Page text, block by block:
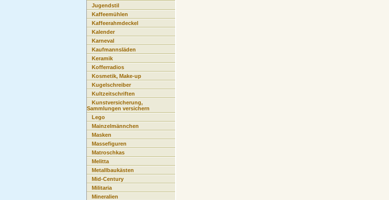
Jugendstil
Kaffeemühlen
Kaffeerahmdeckel
Kalender
Karneval
Kaufmannsläden
Keramik
Kofferradios
Kosmetik, Make-up
Kugelschreiber
Kultzeitschriften
Kunstversicherung,
Sammlungen versichern
Lego
Mainzelmännchen
Masken
Massefiguren
Matroschkas
Melitta
Metallbaukästen
Mid-Century
Militaria
Mineralien